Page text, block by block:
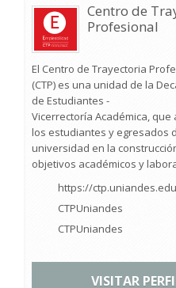
Centro de
Profesional
El Centro de Trayectoria
(CTP) es una unidad de la
de Estudiantes -
Vicerrectoría Académica, que
los estudiantes y egresados
universidad en la
objetivos académicos y
https://
CTPUniandes
CTPUniandes
VISITAR